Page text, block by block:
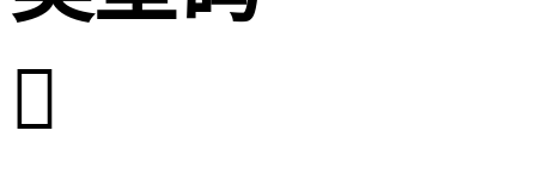
